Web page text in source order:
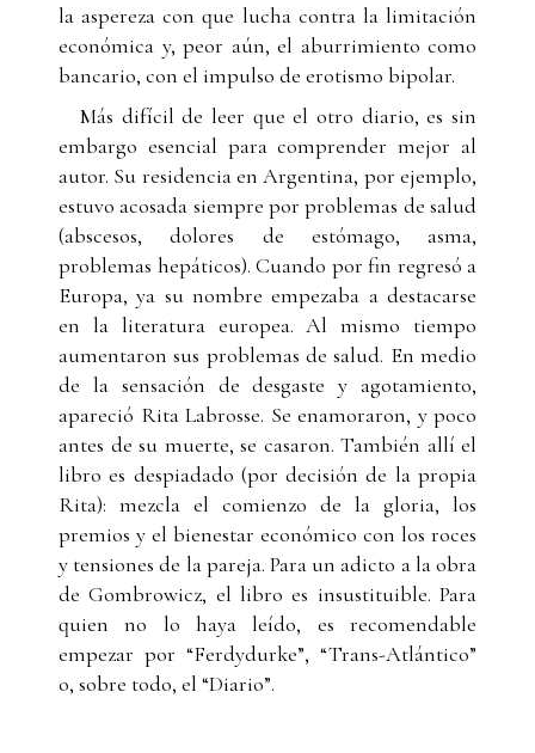
la aspereza con que lucha contra la limitación
económica y, peor aún, el aburrimiento como
bancario, con el impulso de erotismo bipolar.
Más difícil de leer que el otro diario, es sin
embargo esencial para comprender mejor al
autor. Su residencia en Argentina, por ejemplo,
estuvo acosada siempre por problemas de salud
(abscesos, dolores de estómago, asma,
problemas hepáticos). Cuando por fin regresó a
Europa, ya su nombre empezaba a destacarse
en la literatura europea. Al mismo tiempo
aumentaron sus problemas de salud. En medio
de la sensación de desgaste y agotamiento,
apareció Rita Labrosse. Se enamoraron, y poco
antes de su muerte, se casaron. También allí el
libro es despiadado (por decisión de la propia
Rita): mezcla el comienzo de la gloria, los
premios y el bienestar económico con los roces
y tensiones de la pareja. Para un adicto a la obra
de Gombrowicz, el libro es insustituible. Para
quien no lo haya leído, es recomendable
empezar por “Ferdydurke”, “Trans-Atlántico”
o, sobre todo, el “Diario”.